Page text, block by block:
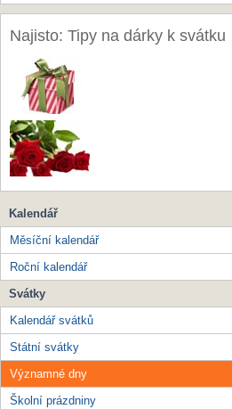
Najisto: Tipy na dárky k svátku
Kalendář
Měsíční kalendář
Roční kalendář
Svátky
Kalendář svátků
Státní svátky
Významné dny
Školní prázdniny